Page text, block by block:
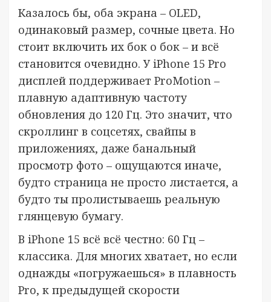
Казалось бы, оба экрана – OLED,
одинаковый размер, сочные цвета. Но
стоит включить их бок о бок – и всё
становится очевидно. У iPhone 15 Pro
дисплей поддерживает ProMotion –
плавную адаптивную частоту
обновления до 120 Гц. Это значит, что
скроллинг в соцсетях, свайпы в
приложениях, даже банальный
просмотр фото – ощущаются иначе,
будто страница не просто листается, а
будто ты пролистываешь реальную
глянцевую бумагу.
В iPhone 15 всё всё честно: 60 Гц –
классика. Для многих хватает, но если
однажды «погружаешься» в плавность
Pro, к предыдущей скорости